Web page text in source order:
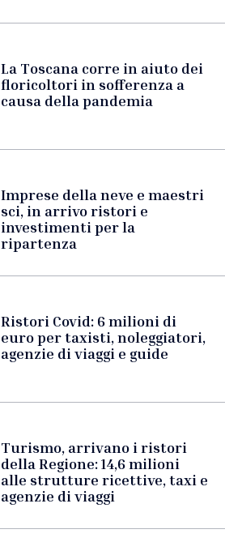
La Toscana corre in aiuto dei
floricoltori in sofferenza a
causa della pandemia
Imprese della neve e maestri
sci, in arrivo ristori e
investimenti per la
ripartenza
Ristori Covid: 6 milioni di
euro per taxisti, noleggiatori,
agenzie di viaggi e guide
Turismo, arrivano i ristori
della Regione: 14,6 milioni
alle strutture ricettive, taxi e
agenzie di viaggi